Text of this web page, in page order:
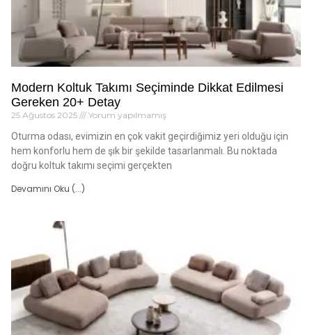
Modern Koltuk Takımı Seçiminde Dikkat Edilmesi
Gereken 20+ Detay
25 Ağustos 2025 Yorum yapılmamış
Oturma odası, evimizin en çok vakit geçirdiğimiz yeri olduğu için
hem konforlu hem de şık bir şekilde tasarlanmalı. Bu noktada
doğru koltuk takımı seçimi gerçekten
Devamını Oku (...)